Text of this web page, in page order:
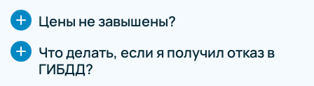
Цены не завышены?
Что делать, если я получил отказ в
ГИБДД?